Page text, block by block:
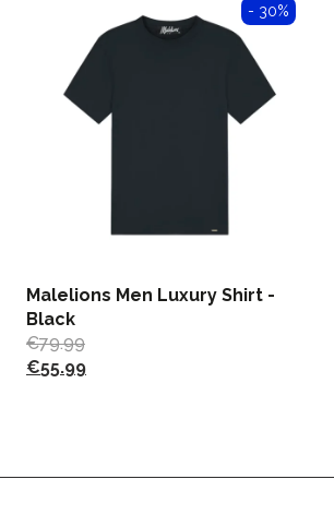
- 30%
Malelions Men Luxury Shirt -
Black
€79.99
€55.99